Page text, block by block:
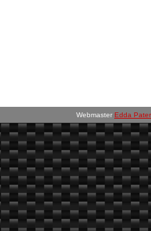
Webmaster Edda